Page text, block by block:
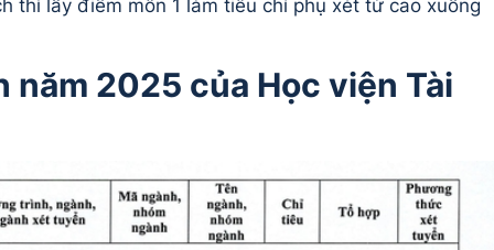
thì lấy điểm môn 1 làm tiêu chí phụ xét từ cao xuống
2025 của Học viện Tài